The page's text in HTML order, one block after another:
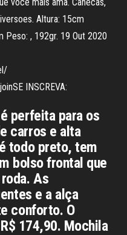
Altura: 15cm
Peso: , 192gr. 19 Out 2020
INSCREVA:
perfeita para os
carros e alta
todo preto, tem
bolso frontal que
As
e a alça
conforto. O
174,90. Mochila